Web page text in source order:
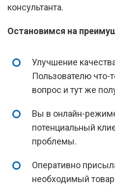
консультанта.
Остановимся на
Улучшение
Пользователю что-
вопрос и тут же
Вы в онлайн-
потенциальный
проблемы.
Оперативно
необходимый